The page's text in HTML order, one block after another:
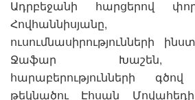
Ադրբեջանի հարցերով
Հովհաննիսյանը,
ուսումնասիրությունների
Ջաֆար Խաշեն,
հարաբերությունների գծով
թեկնածու Էհսան